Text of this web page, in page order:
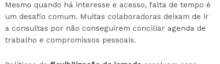
Mesmo quando há interesse e acesso, falta de tempo é
um desafio comum. Muitas colaboradoras deixam de ir
a consultas por não conseguirem conciliar agenda de
trabalho e compromissos pessoais.